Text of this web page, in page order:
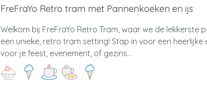
FreFraYo Retro tram met Pannenkoeken en ijs
Welkom bij FreFraYo Retro Tram, waar we de lekkerste
een unieke, retro tram setting! Stap in voor een
voor je feest, evenement, of gezins...